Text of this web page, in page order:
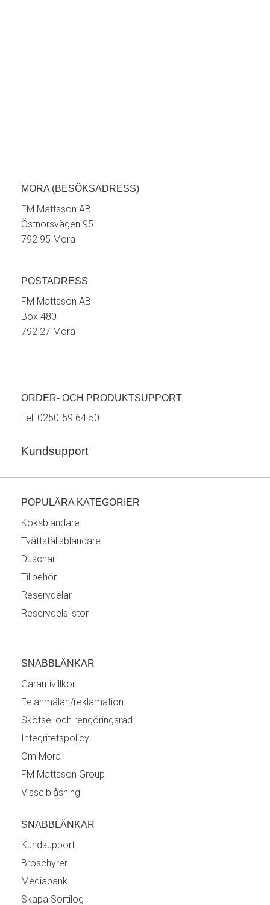
MORA (BESÖKSADRESS)
FM Mattsson AB
Östnorsvägen 95
792 95 Mora
POSTADRESS
FM Mattsson AB
Box 480
792 27 Mora
ORDER- OCH PRODUKTSUPPORT
Tel: 0250-59 64 50
Kundsupport
POPULÄRA KATEGORIER
Köksblandare
Tvättställsblandare
Duschar
Tillbehör
Reservdelar
Reservdelslistor
SNABBLÄNKAR
Garantivillkor
Felanmälan/reklamation
Skötsel och rengöringsråd
Integritetspolicy
Om Mora
FM Mattsson Group
Visselblåsning
SNABBLÄNKAR
Kundsupport
Broschyrer
Mediabank
Skapa Sortilog